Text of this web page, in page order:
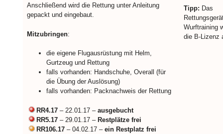
Anschließend wird die Rettung unter Anleitung
gepackt und eingebaut.
Mitzubringen:
die eigene Flugausrüstung mit Helm,
Gurtzeug und Rettung
falls vorhanden: Handschuhe, Overall (für
die Übung der Auslösung)
falls vorhanden: Packnachweis der Rettung
RR4.17 – 22.01.17 –ausgebucht
RR5.17 – 29.01.17 –Restplätze frei
RR106.17 – 04.02.17 –ein Restplatz frei
Tipp: Das
Wurftraining
die B-Lizenz